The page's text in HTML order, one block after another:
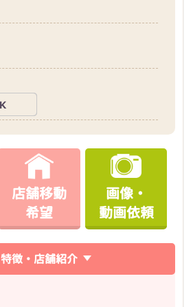
店舗移動
希望
画像・
動画依頼
特徴・店舗紹介